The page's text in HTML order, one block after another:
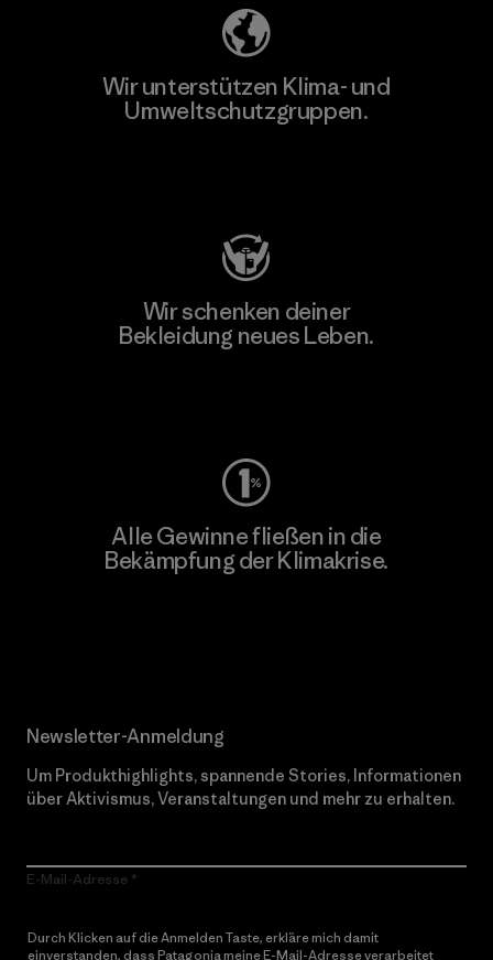
Wir unterstützen Klima- und
Umweltschutzgruppen.
Wir schenken deiner
Bekleidung neues Leben.
Alle Gewinne fließen in die
Bekämpfung der Klimakrise.
Newsletter-Anmeldung
Um Produkthighlights, spannende Stories, Informationen
über Aktivismus, Veranstaltungen und mehr zu erhalten.
E-Mail-Adresse
Durch Klicken auf die Anmelden Taste, erkläre mich damit
einverstanden, dass Patagonia meine E-Mail-Adresse verarbeitet